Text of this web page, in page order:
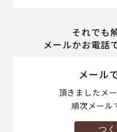
それでも
メールかお電話
メール
頂きましたメ
順次メール
つ